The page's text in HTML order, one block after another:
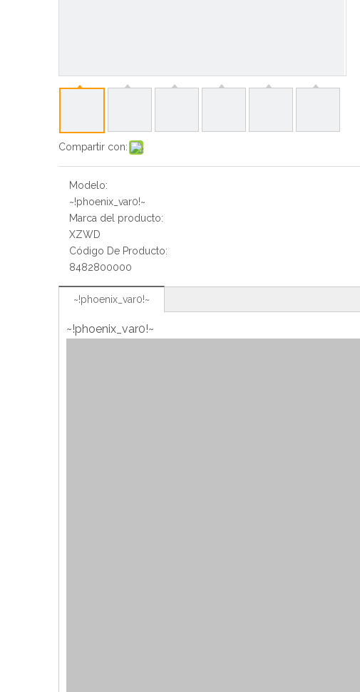
Compartir con:
Modelo:
~!phoenix_var0!~
Marca del producto:
XZWD
Código De Producto:
8482800000
~!phoenix_var0!~
~!phoenix_var0!~